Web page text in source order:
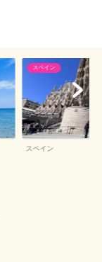
スペイン
スペイン